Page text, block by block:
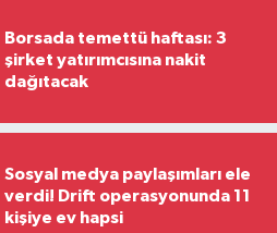
Borsada temettü haftası: 3
şirket yatırımcısına nakit
dağıtacak
Sosyal medya paylaşımları ele
verdi! Drift operasyonunda 11
kişiye ev hapsi